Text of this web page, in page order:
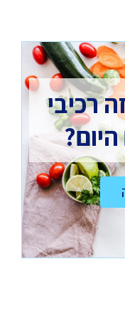
רכיבי